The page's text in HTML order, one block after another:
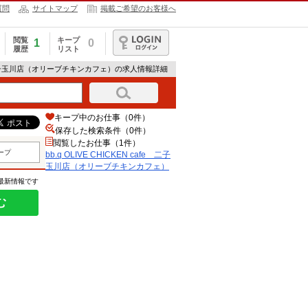
問 サイトマップ 掲載ご希望のお客様へ
閲覧
履歴
1
キープ
リスト
0
ログイン
川店（オリーブチキンカフェ）の求人情報詳細
プ
新情報です
キープ中のお仕事（0件）
保存した検索条件（0件）
閲覧したお仕事（1件）
bb.q OLIVE CHICKEN cafe 二子
玉川店（オリーブチキンカフェ）